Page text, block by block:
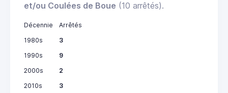
et/ou Coulées de Boue (10 arrêtés).
Décennie
Arrêtés
1980s
3
1990s
9
2000s
2
2010s
3